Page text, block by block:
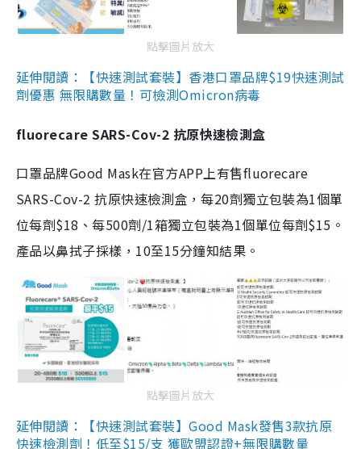
點擊圖片放大
延伸閱讀：【快速測試套裝】香港口罩品牌$19快速測試
劑優惠 無限購數量！可檢測Omicron病毒
fluorecare SARS-Cov-2 抗原快速檢測盒
口罩品牌Good Mask在官方APP上有售fluorecare
SARS-Cov-2 抗原快速檢測盒，每20劑獨立包裝為1個單
位每劑$18、每500劑/1箱獨立包裝為1個單位每劑$15。
產品以鼻拭子採樣，10至15分鐘知結果。
點擊圖片放大
延伸閱讀：【快速測試套裝】Good Mask發售3款抗原
快速檢測劑！低至$15/支 獲歐盟認證+無限購數量